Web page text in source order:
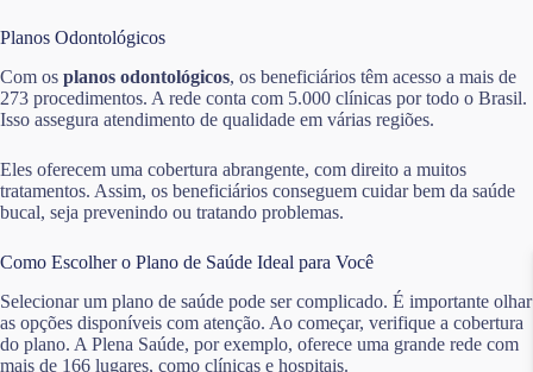
Planos Odontológicos
Com os planos odontológicos, os beneficiários têm acesso a mais de
273 procedimentos. A rede conta com 5.000 clínicas por todo o Brasil.
Isso assegura atendimento de qualidade em várias regiões.
Eles oferecem uma cobertura abrangente, com direito a muitos
tratamentos. Assim, os beneficiários conseguem cuidar bem da saúde
bucal, seja prevenindo ou tratando problemas.
Como Escolher o Plano de Saúde Ideal para Você
Selecionar um plano de saúde pode ser complicado. É importante olhar
as opções disponíveis com atenção. Ao começar, verifique a cobertura
do plano. A Plena Saúde, por exemplo, oferece uma grande rede com
mais de 166 lugares, como clínicas e hospitais.